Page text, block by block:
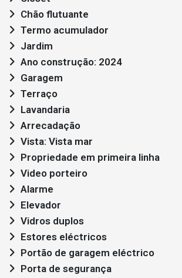
Chão flutuante
Termo acumulador
Jardim
Ano construção: 2024
Garagem
Terraço
Lavandaria
Arrecadação
Vista: Vista mar
Propriedade em primeira linha
Video porteiro
Alarme
Elevador
Vidros duplos
Estores eléctricos
Portão de garagem eléctrico
Porta de segurança